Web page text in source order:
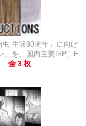
生誕80周年」に向け
」を、国内主要ISP、E
全 3 枚